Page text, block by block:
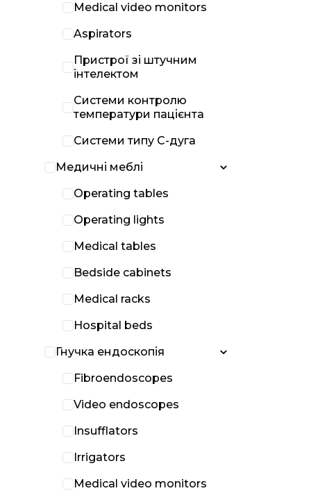
Medical video monitors
Aspirators
Пристрої зі штучним
інтелектом
Системи контролю
температури пацієнта
Системи типу С-дуга
Медичні меблі
Operating tables
Operating lights
Medical tables
Bedside cabinets
Medical racks
Hospital beds
Гнучка ендоскопія
Fibroendoscopes
Video endoscopes
Insufflators
Irrigators
Medical video monitors